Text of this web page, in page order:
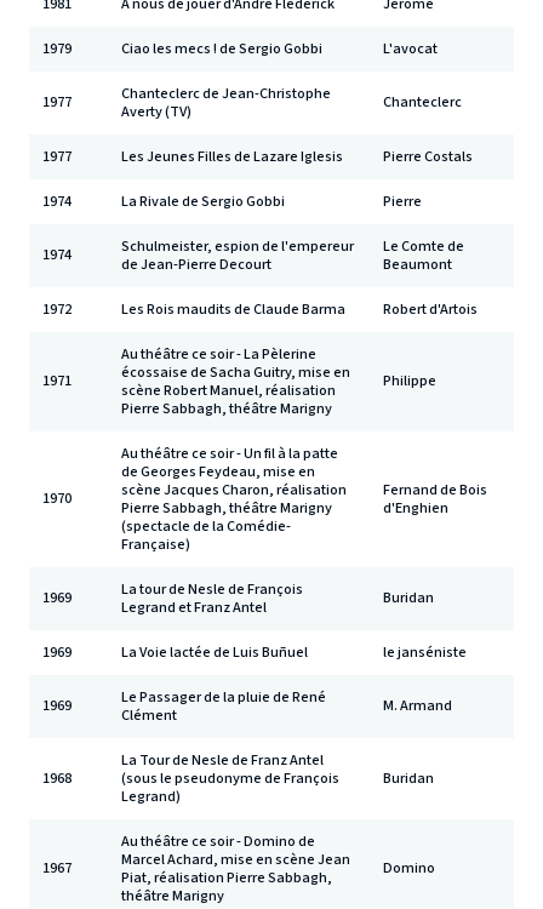
1981 À nous de jouer d'André Flédérick Jérôme
1979 Ciao les mecs ! de Sergio Gobbi L'avocat
1977
Chanteclerc de Jean-Christophe
Averty (TV)
Chanteclerc
1977 Les Jeunes Filles de Lazare Iglesis Pierre Costals
1974 La Rivale de Sergio Gobbi Pierre
1974
Schulmeister, espion de l'empereur
de Jean-Pierre Decourt
Le Comte de
Beaumont
1972 Les Rois maudits de Claude Barma Robert d'Artois
1971
Au théâtre ce soir - La Pèlerine
écossaise de Sacha Guitry, mise en
scène Robert Manuel, réalisation
Pierre Sabbagh, théâtre Marigny
Philippe
1970
Au théâtre ce soir - Un fil à la patte
de Georges Feydeau, mise en
scène Jacques Charon, réalisation
Pierre Sabbagh, théâtre Marigny
(spectacle de la Comédie-
Française)
Fernand de Bois
d'Enghien
1969
La tour de Nesle de François
Legrand et Franz Antel
Buridan
1969 La Voie lactée de Luis Buñuel le janséniste
1969
Le Passager de la pluie de René
Clément
M. Armand
1968
La Tour de Nesle de Franz Antel
(sous le pseudonyme de François
Legrand)
Buridan
1967
Au théâtre ce soir - Domino de
Marcel Achard, mise en scène Jean
Piat, réalisation Pierre Sabbagh,
théâtre Marigny
Domino